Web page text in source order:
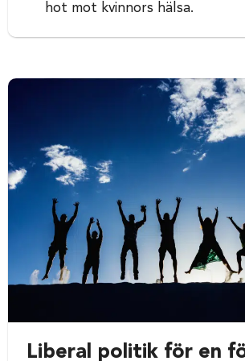
hot mot kvinnors hälsa.
Liberal politik för en